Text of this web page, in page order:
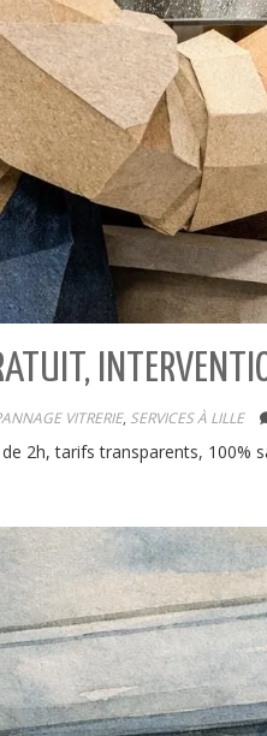
VITRERIE, SERVICES À LILLE
2h, tarifs transparents, 100%